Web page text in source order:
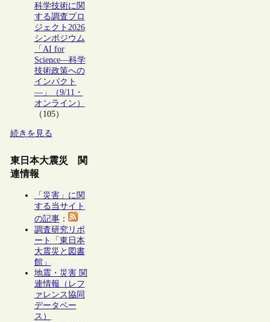
科学技術に関
する調査プロ
ジェクト2026
シンポジウム
「AI for
Science―科学
技術政策への
インパクト
―」（9/11・
オンライン）
（105）
続きを見る
東日本大震災 関
連情報
「災害」に関
する当サイト
の記事：
調査研究リポ
ート「東日本
大震災と図書
館」
地震・災害 関
連情報（レフ
ァレンス協同
データベー
ス）